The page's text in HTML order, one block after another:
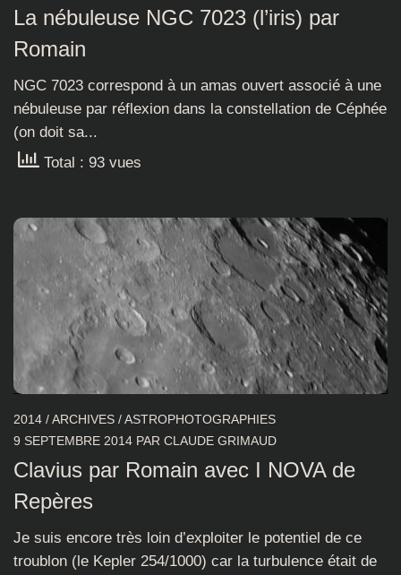
La nébuleuse NGC 7023 (l’iris) par
Romain
NGC 7023 correspond à un amas ouvert associé à une
nébuleuse par réflexion dans la constellation de Céphée
(on doit sa...
Total : 93 vues
2014 /ARCHIVES /ASTROPHOTOGRAPHIES
9 SEPTEMBRE 2014 PAR CLAUDE GRIMAUD
Clavius par Romain avec I NOVA de
Repères
Je suis encore très loin d’exploiter le potentiel de ce
troublon (le Kepler 254/1000) car la turbulence était de